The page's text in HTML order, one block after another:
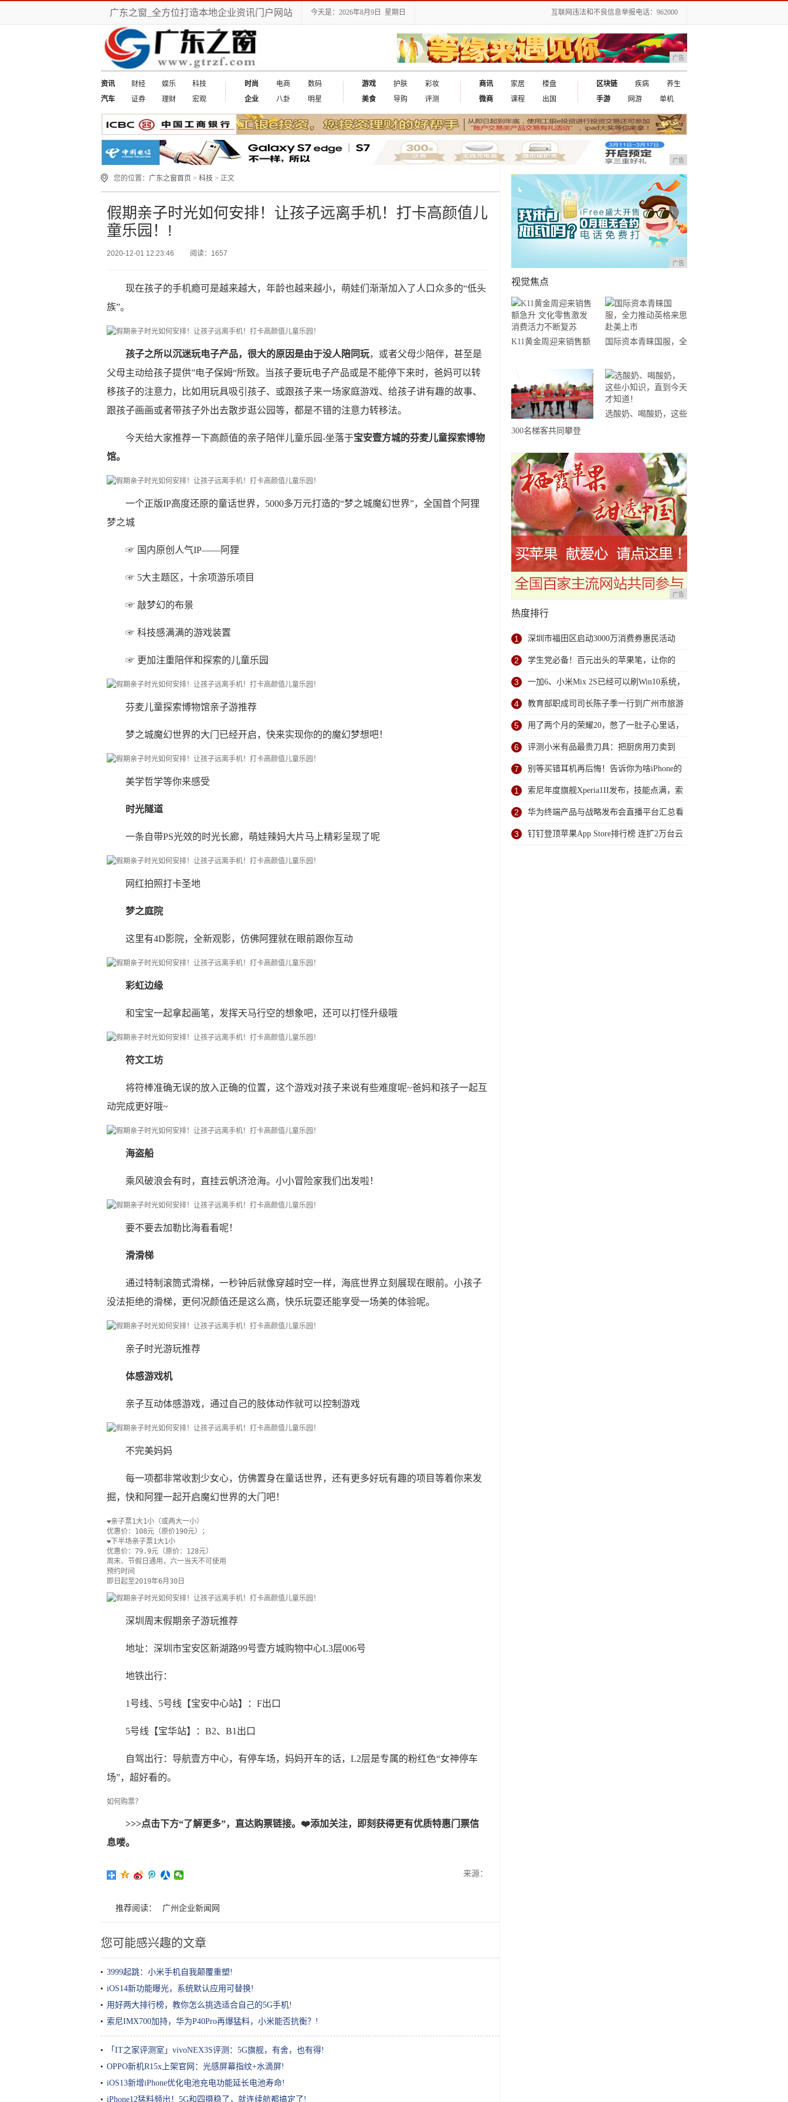
广东之窗_全方位打造本地企业资讯门户网站 今天是：2026年8月9日 星期日 互联网违法和不良信息举报电话：962000
广告
资讯 财经 娱乐
科技
汽车
证券 理财 宏观
时尚 电商
数码
企业
八卦 明星
游戏 护肤
彩妆
美食
导购 评测
商讯 家居
楼盘
微商
课程 出国
区块链 疾病
养生
手游
网游 单机
广告
您的位置： 广东之窗首页 > 科技 > 正文
假期亲子时光如何安排！让孩子远离手机！打卡高颜值儿
童乐园！!
2020-12-01 12:23:46 阅读：1657
现在孩子的手机瘾可是越来越大，年龄也越来越小，萌娃们渐渐加入了人口众多的“低头
族”。
孩子之所以沉迷玩电子产品，很大的原因是由于没人陪同玩，或者父母少陪伴，甚至是
父母主动给孩子提供”电子保姆“所致。当孩子要玩电子产品或是不能停下来时，爸妈可以转
移孩子的注意力，比如用玩具吸引孩子、或跟孩子来一场家庭游戏、给孩子讲有趣的故事、
跟孩子画画或者带孩子外出去散步逛公园等，都是不错的注意力转移法。
今天给大家推荐一下高颜值的亲子陪伴儿童乐园-坐落于宝安壹方城的芬麦儿童探索博物
馆。
一个正版IP高度还原的童话世界，5000多万元打造的“梦之城魔幻世界”，全国首个阿狸
梦之城
☞ 国内原创人气IP——阿狸
☞ 5大主题区，十余项游乐项目
☞ 敲梦幻的布景
☞ 科技感满满的游戏装置
☞ 更加注重陪伴和探索的儿童乐园
芬麦儿童探索博物馆亲子游推荐
梦之城魔幻世界的大门已经开启，快来实现你的的魔幻梦想吧！
美学哲学等你来感受
时光隧道
一条自带PS光效的时光长廊，萌娃辣妈大片马上精彩呈现了呢
网红拍照打卡圣地
梦之庭院
这里有4D影院，全新观影，仿佛阿狸就在眼前跟你互动
彩虹边缘
和宝宝一起拿起画笔，发挥天马行空的想象吧，还可以打怪升级哦
符文工坊
将符棒准确无误的放入正确的位置，这个游戏对孩子来说有些难度呢~爸妈和孩子一起互
动完成更好哦~
海盗船
乘风破浪会有时，直挂云帆济沧海。小小冒险家我们出发啦！
要不要去加勒比海看看呢！
滑滑梯
通过特制滚筒式滑梯，一秒钟后就像穿越时空一样，海底世界立刻展现在眼前。小孩子
没法拒绝的滑梯，更何况颜值还是这么高，快乐玩耍还能享受一场美的体验呢。
亲子时光游玩推荐
体感游戏机
亲子互动体感游戏，通过自己的肢体动作就可以控制游戏
不完美妈妈
每一项都非常收割少女心，仿佛置身在童话世界，还有更多好玩有趣的项目等着你来发
掘，快和阿狸一起开启魔幻世界的大门吧！
❤️亲子票1大1小（或两大一小）
优惠价：108元（原价190元）；
❤️下半场亲子票1大1小
优惠价：79.9元（原价：128元）
周末、节假日通用，六一当天不可使用
预约时间
即日起至2019年6月30日
深圳周末假期亲子游玩推荐
地址：深圳市宝安区新湖路99号壹方城购物中心L3层006号
地铁出行：
1号线、5号线【宝安中心站】：F出口
5号线【宝华站】：B2、B1出口
自驾出行：导航壹方中心，有停车场，妈妈开车的话，L2层是专属的粉红色“女神停车
场”，超好看的。
如何购票？
>>>点击下方“了解更多”，直达购票链接。❤️添加关注，即刻获得更有优质特惠门票信
息喽。
来源：
推荐阅读： 广州企业新闻网
您可能感兴趣的文章
3999起跳：小米手机自我颠覆重塑!
iOS14新功能曝光，系统默认应用可替换!
用好两大排行榜，教你怎么挑选适合自己的5G手机!
索尼IMX700加持，华为P40Pro再爆猛料，小米能否抗衡？!
「IT之家评测室」vivoNEX3S评测：5G旗舰，有舍，也有得!
OPPO新机R15x上架官网：光感屏幕指纹+水滴屏!
iOS13新增iPhone优化电池充电功能延长电池寿命!
iPhone12猛料频出！5G和四摄稳了，就连续航都搞定了!
广告
视觉焦点
K11黄金周迎来销售额
国际资本青睐国服，全
市
300名梯客共同攀登
级精英赛顺德海骏达中
心站欢乐开跑
选酸奶、喝酸奶，这些
广告
热度排行
1 深圳市福田区启动3000万消费券惠民活动
2 学生党必备！百元出头的苹果笔，让你的
iPad成为学习神器
3 一加6、小米Mix 2S已经可以刷Win10系统，
网友：安卓提不动刀了？
4 教育部职成司司长陈子季一行到广州市旅游
商务职业学校考察调研
5 用了两个月的荣耀20，憋了一肚子心里话，
今天终于一吐为快
6 评测小米有品最贵刀具：把厨房用刀卖到
999元的秘密
7 别等买错耳机再后悔！告诉你为啥iPhone的
耳机在安卓手机上不能用
1 索尼年度旗舰Xperia1II发布，技能点满，索
粉的钱包准备好没!
2 华为终端产品与战略发布会直播平台汇总看
劲爆新品!
3 钉钉登顶苹果App Store排行榜 连扩2万台云